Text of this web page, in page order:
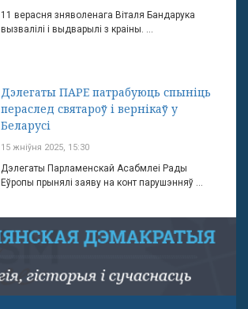
11 верасня зняволенага Віталя Бандарука
вызвалілі і выдварылі з краіны. ...
Дэлегаты ПАРЕ патрабуюць спыніць
пераслед святароў і вернікаў у
Беларусі
15 жніўня 2025, 15:30
Дэлегаты Парламенскай Асабмлеі Рады
Еўропы прынялі заяву на конт парушэнняў ...